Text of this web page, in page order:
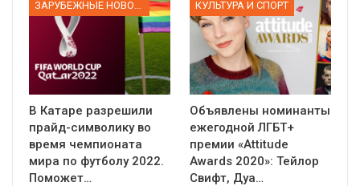
ЗАРУБЕЖНЫЕ НОВОСТИ
В Катаре разрешили
прайд-символику во
время чемпионата
мира по футболу 2022.
Поможет…
КУЛЬТУРА И СПОРТ
Объявлены номинанты
ежегодной ЛГБТ+
премии «Attitude
Awards 2020»: Тейлор
Свифт, Дуа…